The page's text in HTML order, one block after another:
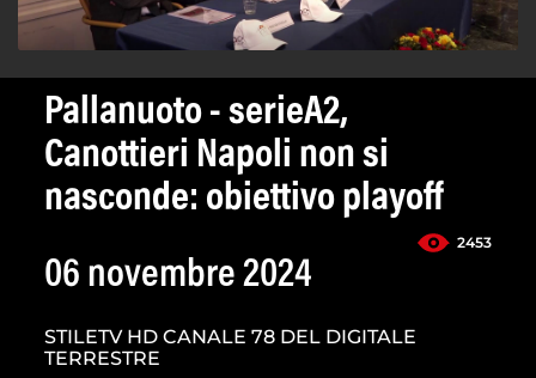
Pallanuoto - serieA2,
Canottieri Napoli non si
nasconde: obiettivo playoff
2453
06 novembre 2024
STILETV HD CANALE 78 DEL DIGITALE
TERRESTRE